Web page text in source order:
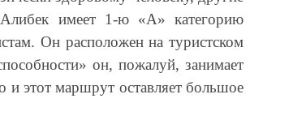
имеет 1-ю «А» категорию
Он расположен на туристском
он, пожалуй, занимает
и этот маршрут оставляет большое